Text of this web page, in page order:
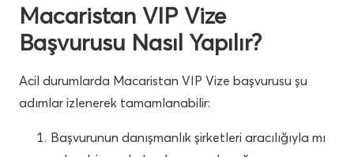
Macaristan VIP Vize
Başvurusu Nasıl Yapılır?
Acil durumlarda Macaristan VIP Vize başvurusu şu
adımlar izlenerek tamamlanabilir:
Başvurunun danışmanlık şirketleri aracılığıyla mı